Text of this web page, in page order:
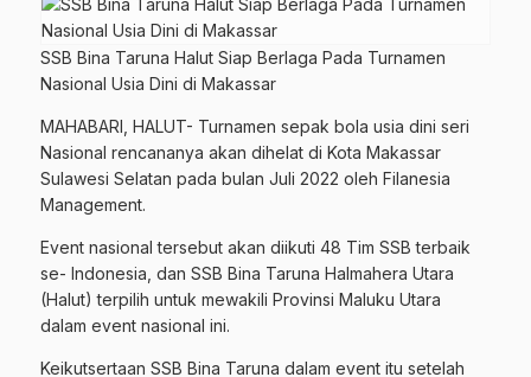
SSB Bina Taruna Halut Siap Berlaga Pada Turnamen
Nasional Usia Dini di Makassar
MAHABARI, HALUT- Turnamen sepak bola usia dini seri
Nasional rencananya akan dihelat di Kota Makassar
Sulawesi Selatan pada bulan Juli 2022 oleh Filanesia
Management.
Event nasional tersebut akan diikuti 48 Tim SSB terbaik
se- Indonesia, dan SSB Bina Taruna Halmahera Utara
(Halut) terpilih untuk mewakili Provinsi Maluku Utara
dalam event nasional ini.
Keikutsertaan SSB Bina Taruna dalam event itu setelah